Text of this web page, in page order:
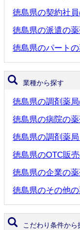
徳島県の契約社
徳島県の派遣の
徳島県のパート
業種から探す
徳島県の調剤薬
徳島県の病院の
徳島県の調剤薬
徳島県のOTC販
徳島県の企業の
徳島県のその他
こだわり条件から